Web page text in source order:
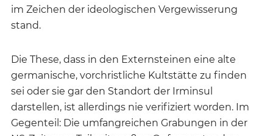
im Zeichen der ideologischen Vergewisserung
stand.
Die These, dass in den Externsteinen eine alte
germanische, vorchristliche Kultstätte zu finden
sei oder sie gar den Standort der Irminsul
darstellen, ist allerdings nie verifiziert worden. Im
Gegenteil: Die umfangreichen Grabungen in der